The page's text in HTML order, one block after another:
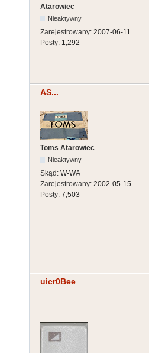
Atarowiec
Nieaktywny
Zarejestrowany: 2007-06-11
Posty: 1,292
AS...
Toms Atarowiec
Nieaktywny
Skąd: W-WA
Zarejestrowany: 2002-05-15
Posty: 7,503
uicr0Bee